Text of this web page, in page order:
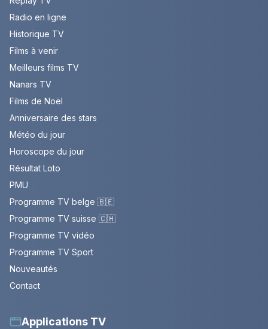
Radio en ligne
Historique TV
Films à venir
Meilleurs films TV
Nanars TV
Films de Noël
Anniversaire des stars
Météo du jour
Horoscope du jour
Résultat Loto
PMU
Programme TV belge 🇧🇪
Programme TV suisse 🇨🇭
Programme TV vidéo
Programme TV Sport
Nouveautés
Contact
Applications TV